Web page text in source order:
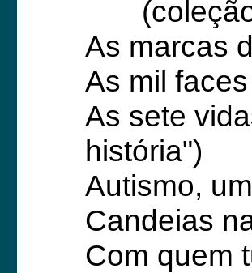
(coleção
As marcas
As mil
As sete
história")
Autismo,
Candeias
Com quem